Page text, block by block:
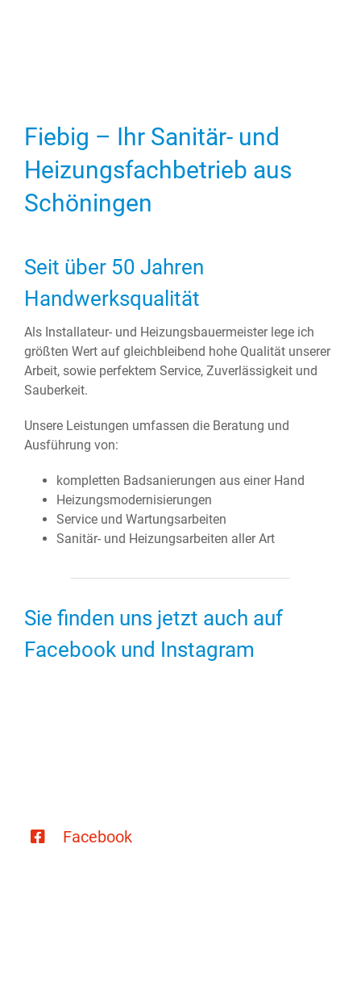
Fiebig – Ihr Sanitär- und
Heizungsfachbetrieb aus
Schöningen
Seit über 50 Jahren
Handwerksqualität
Als Installateur- und Heizungsbauermeister lege ich
größten Wert auf gleichbleibend hohe Qualität unserer
Arbeit, sowie perfektem Service, Zuverlässigkeit und
Sauberkeit.
Unsere Leistungen umfassen die Beratung und
Ausführung von:
kompletten Badsanierungen aus einer Hand
Heizungsmodernisierungen
Service und Wartungsarbeiten
Sanitär- und Heizungsarbeiten aller Art
Sie finden uns jetzt auch auf
Facebook und Instagram
Facebook